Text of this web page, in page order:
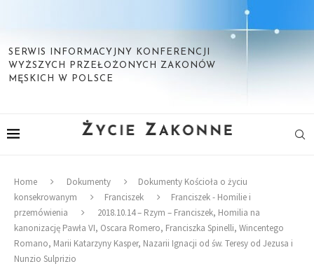
SERWIS INFORMACYJNY KONFERENCJI
WYŻSZYCH PRZEŁOŻONYCH ZAKONÓW
MĘSKICH W POLSCE
Home Dokumenty
Dokumenty Kościoła o życiu
konsekrowanym
Franciszek
Franciszek - Homilie i
przemówienia
2018.10.14 – Rzym – Franciszek, Homilia na
kanonizację Pawła VI, Oscara Romero, Franciszka Spinelli, Wincentego
Romano, Marii Katarzyny Kasper, Nazarii Ignacji od św. Teresy od Jezusa i
Nunzio Sulprizio